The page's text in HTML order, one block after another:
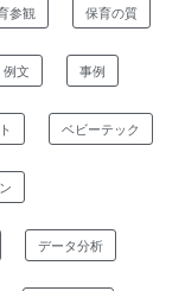
参観 保育の質
例文 事例
ベビーテック
データ分析